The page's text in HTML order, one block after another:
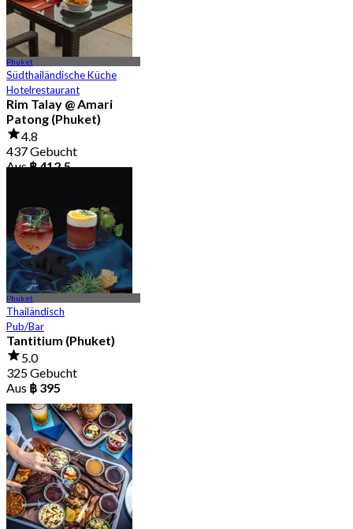
Phuket
Südthailändische Küche
Hotelrestaurant
Rim Talay @ Amari
Patong (Phuket)
4.8
437 Gebucht
Aus฿ 412.5
Phuket
Thailändisch
Pub/Bar
Tantitium (Phuket)
5.0
325 Gebucht
Aus ฿ 395